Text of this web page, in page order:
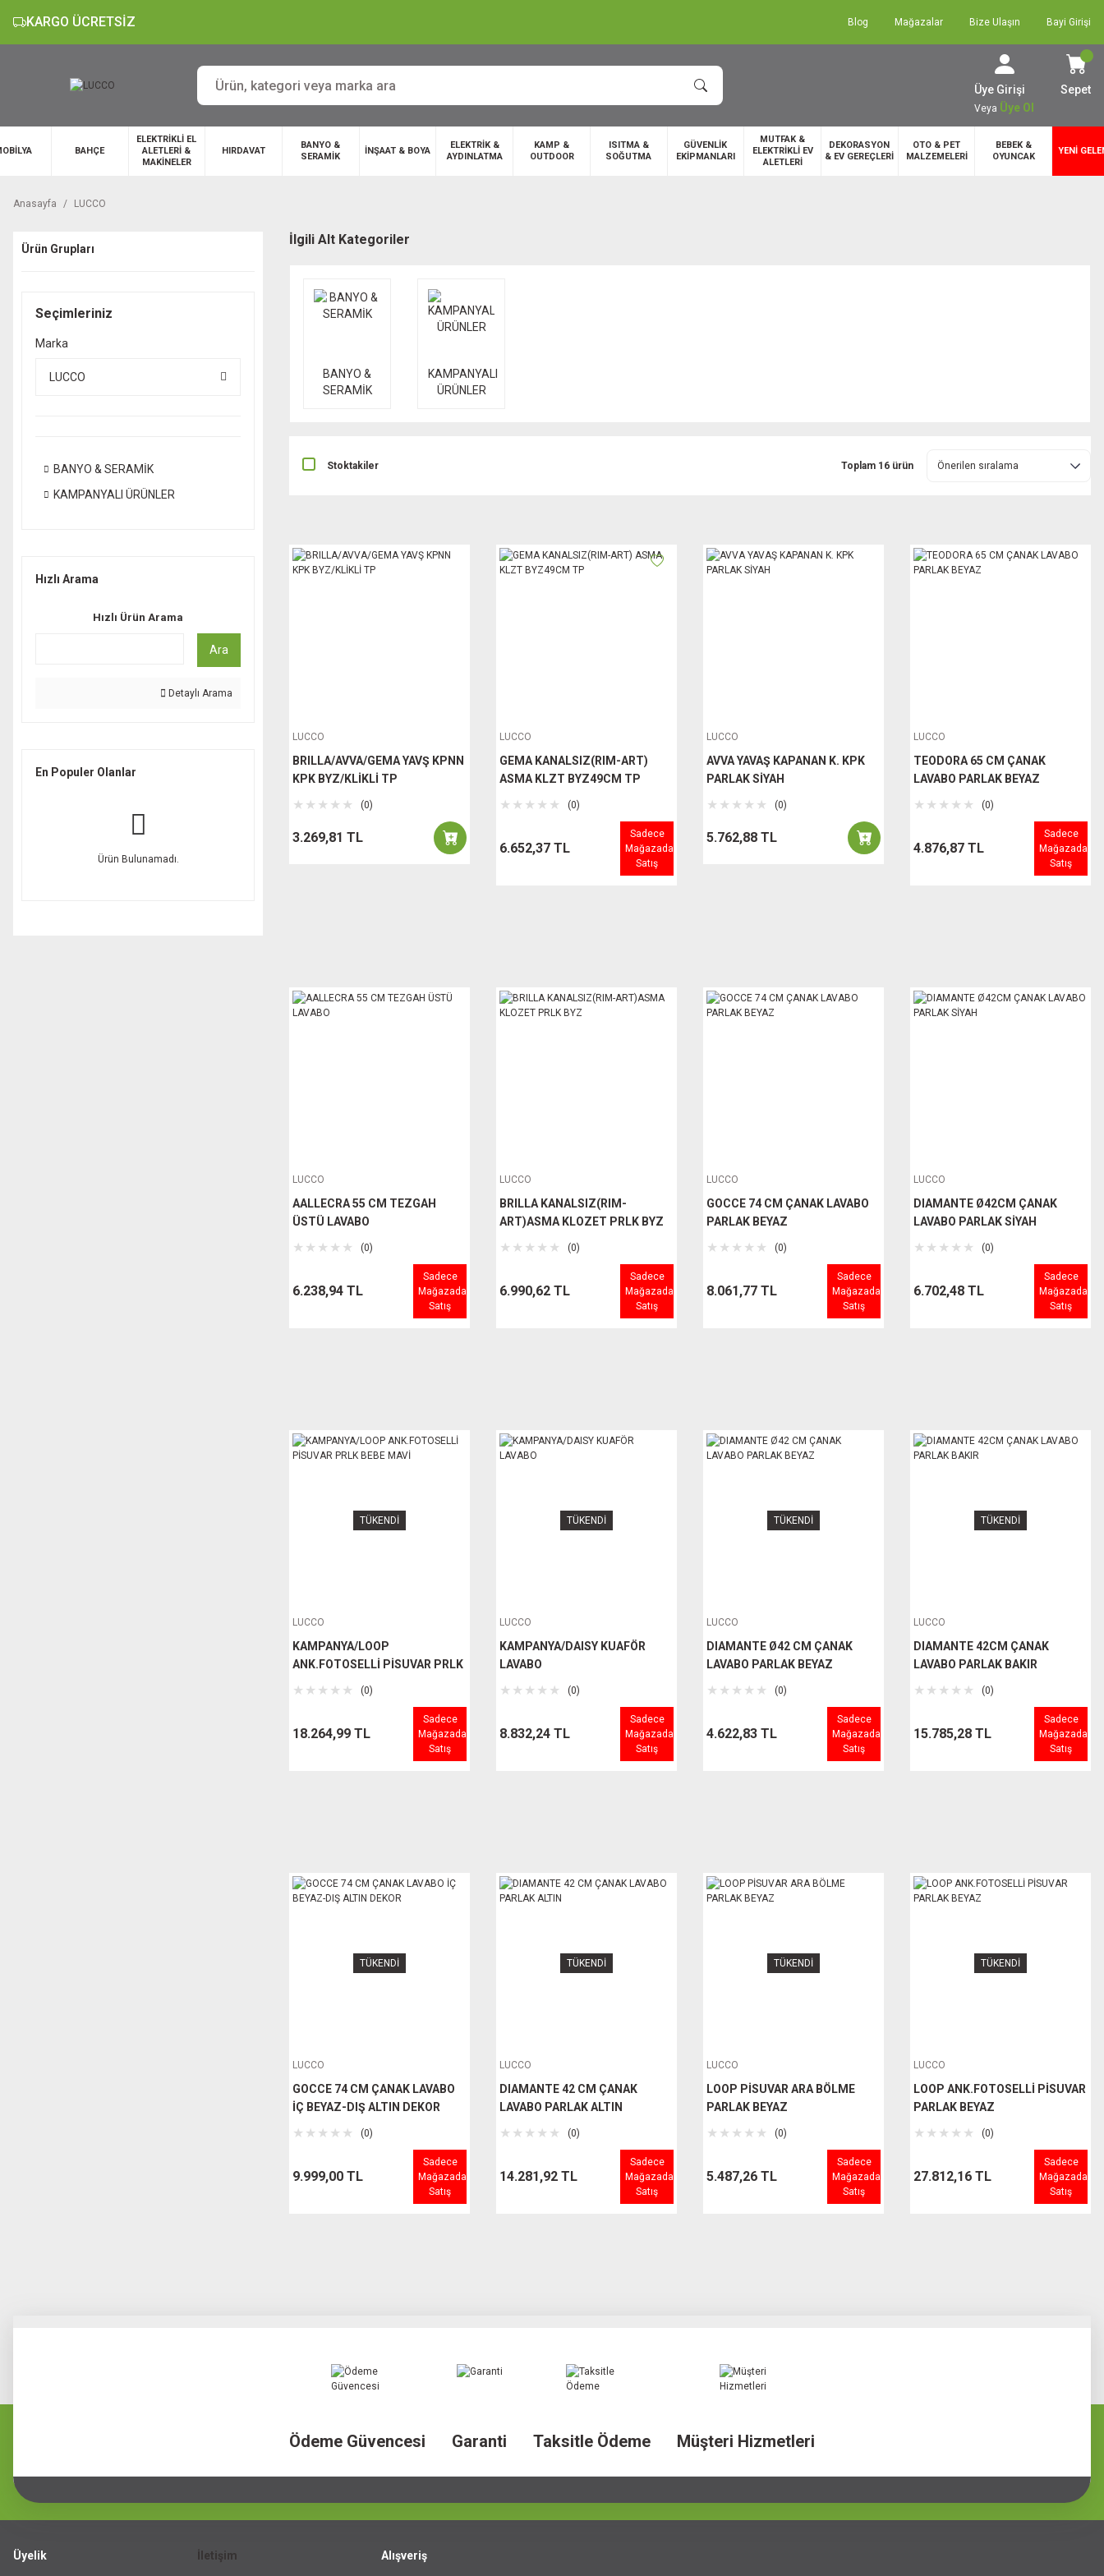
KARGO ÜCRETSİZ Blog Mağazalar Bize Ulaşın Bayi Girişi
Üye Girişi
Veya Üye Ol
Sepet
BAHÇE
ELEKTRİKLİ EL
ALETLERİ &
MAKİNELER
HIRDAVAT
BANYO &
SERAMİK
İNŞAAT & BOYA
ELEKTRİK &
AYDINLATMA
KAMP &
OUTDOOR
ISITMA &
SOĞUTMA
GÜVENLİK
EKİPMANLARI
MUTFAK &
ELEKTRİKLİ EV
ALETLERİ
DEKORASYON
& EV GEREÇLERİ
OTO & PET
MALZEMELERİ
BEBEK &
OYUNCAK
YENİ
Anasayfa LUCCO
Ürün Grupları
Seçimleriniz
Marka
LUCCO
BANYO & SERAMİK
KAMPANYALI ÜRÜNLER
Hızlı Arama
Hızlı Ürün Arama
Ara
Detaylı Arama
En Populer Olanlar
Ürün Bulunamadı.
İlgili Alt Kategoriler
BANYO &
SERAMİK
KAMPANYALI
ÜRÜNLER
Stoktakiler Toplam 16 ürün
LUCCO
BRILLA/AVVA/GEMA YAVŞ KPNN
KPK BYZ/KLİKLİ TP
(0)
3.269,81 TL
LUCCO
GEMA KANALSIZ(RIM-ART)
ASMA KLZT BYZ49CM TP
(0)
6.652,37 TL
Sadece
Mağazada
Satış
LUCCO
AVVA YAVAŞ KAPANAN K. KPK
PARLAK SİYAH
(0)
5.762,88 TL
LUCCO
TEODORA 65 CM ÇANAK
LAVABO PARLAK BEYAZ
(0)
4.876,87 TL
Sadece
Mağazada
Satış
LUCCO
AALLECRA 55 CM TEZGAH
ÜSTÜ LAVABO
(0)
6.238,94 TL
Sadece
Mağazada
Satış
LUCCO
BRILLA KANALSIZ(RIM-
ART)ASMA KLOZET PRLK BYZ
(0)
6.990,62 TL
Sadece
Mağazada
Satış
LUCCO
GOCCE 74 CM ÇANAK LAVABO
PARLAK BEYAZ
(0)
8.061,77 TL
Sadece
Mağazada
Satış
LUCCO
DIAMANTE Ø42CM ÇANAK
LAVABO PARLAK SİYAH
(0)
6.702,48 TL
Sadece
Mağazada
Satış
TÜKENDİ
LUCCO
KAMPANYA/LOOP
ANK.FOTOSELLİ PİSUVAR PRLK
(0)
18.264,99 TL
Sadece
Mağazada
Satış
TÜKENDİ
LUCCO
KAMPANYA/DAISY KUAFÖR
LAVABO
(0)
8.832,24 TL
Sadece
Mağazada
Satış
TÜKENDİ
LUCCO
DIAMANTE Ø42 CM ÇANAK
LAVABO PARLAK BEYAZ
(0)
4.622,83 TL
Sadece
Mağazada
Satış
TÜKENDİ
LUCCO
DIAMANTE 42CM ÇANAK
LAVABO PARLAK BAKIR
(0)
15.785,28 TL
Sadece
Mağazada
Satış
TÜKENDİ
LUCCO
GOCCE 74 CM ÇANAK LAVABO
İÇ BEYAZ-DIŞ ALTIN DEKOR
(0)
9.999,00 TL
Sadece
Mağazada
Satış
TÜKENDİ
LUCCO
DIAMANTE 42 CM ÇANAK
LAVABO PARLAK ALTIN
(0)
14.281,92 TL
Sadece
Mağazada
Satış
TÜKENDİ
LUCCO
LOOP PİSUVAR ARA BÖLME
PARLAK BEYAZ
(0)
5.487,26 TL
Sadece
Mağazada
Satış
TÜKENDİ
LUCCO
LOOP ANK.FOTOSELLİ PİSUVAR
PARLAK BEYAZ
(0)
27.812,16 TL
Sadece
Mağazada
Satış
Ödeme Güvencesi Garanti Taksitle Ödeme Müşteri Hizmetleri
Üyelik İletişim Alışveriş